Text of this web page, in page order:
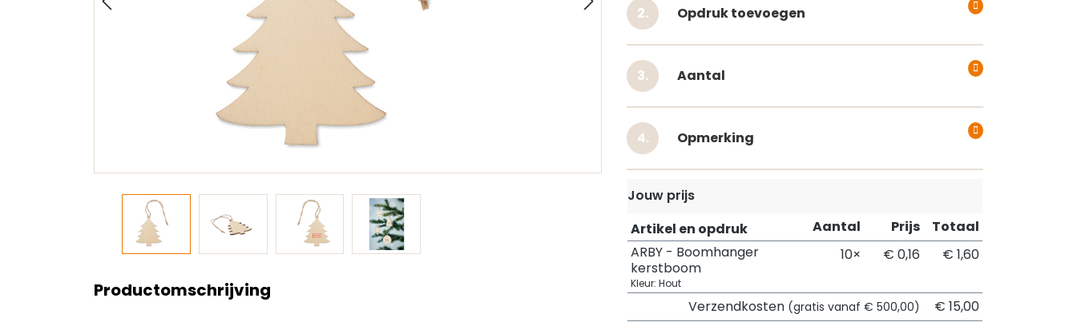
Productomschrijving
Opdruk toevoegen
Aantal
Opmerking
Jouw prijs
Artikel en opdruk
Aantal Prijs
Totaal
ARBY - Boomhanger
kerstboom
Kleur: Hout
10× € 0,16 € 1,60
Verzendkosten (gratis vanaf € 500,00)
€ 15,00